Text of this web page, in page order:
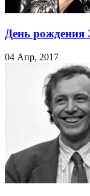
День
04 Апр, 2017